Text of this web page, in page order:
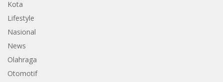
Kota
Lifestyle
Nasional
News
Olahraga
Otomotif